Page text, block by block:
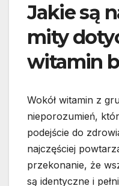
Jakie są
mity
witamin
Wokół witamin z
nieporozumień,
podejście do
najczęściej
przekonanie, że
są identyczne i